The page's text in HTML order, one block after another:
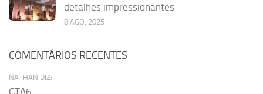
detalhes impressionantes
8 AGO, 2025
COMENTÁRIOS RECENTES
NATHAN DIZ:
GTA6